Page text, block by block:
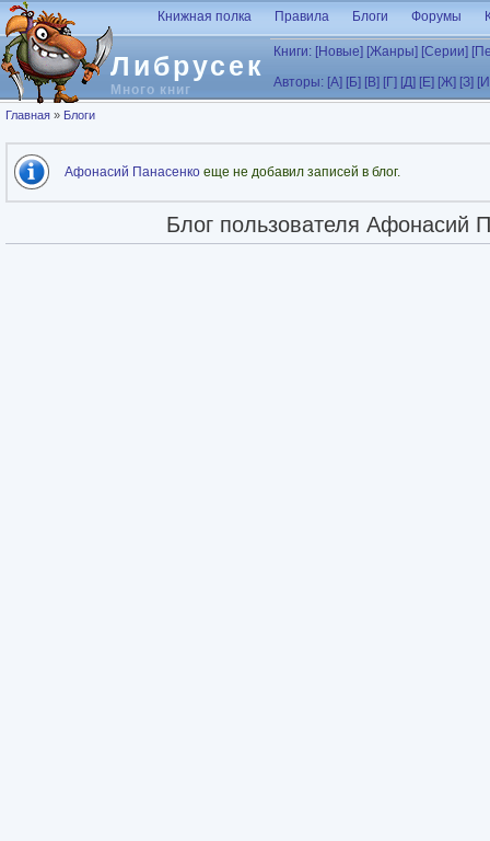
Перейти к основному содержанию
Либрусек
Много книг
Книжная полка Правила Блоги Форумы
Книги: [Новые] [Жанры] [Серии]
Авторы: [А] [Б] [В] [Г] [Д] [Е] [Ж] [З]
Вы здесь
Главная » Блоги
Статус
Афонасий Панасенко еще не добавил записей в блог.
Блог пользователя Афонасий